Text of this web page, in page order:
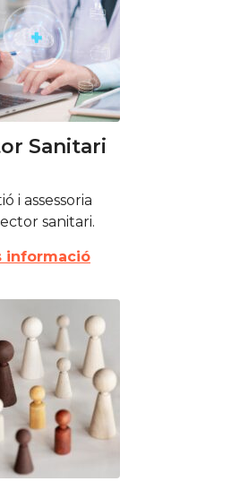
Sanitari
i assessoria
sanitari.
informació